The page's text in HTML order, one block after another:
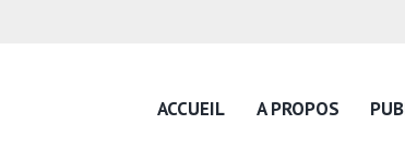
ACCUEIL A PROPOS